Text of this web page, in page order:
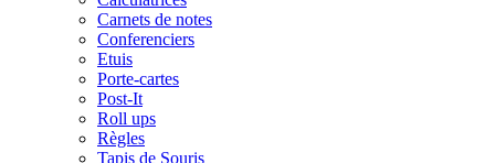
Carnets de notes
Conferenciers
Etuis
Porte-cartes
Post-It
Roll ups
Règles
Tapis de Souris